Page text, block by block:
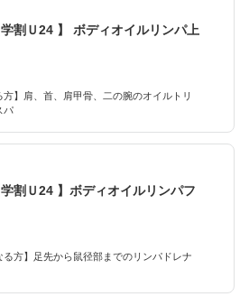
学割Ｕ24 】 ボディオイルリンパ上
方】肩、首、肩甲骨、二の腕のオイルトリ
パ
学割Ｕ24 】ボディオイルリンパフ
る方】足先から鼠径部までのリンパドレナ